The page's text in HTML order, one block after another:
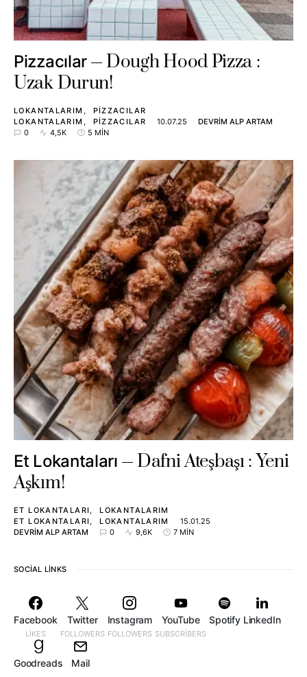
Pizzacılar
Dough Hood Pizza :
Uzak Durun!
LOKANTALARIM
PIZZACILAR
LOKANTALARIM
PIZZACILAR 10.07.25
DEVRIM ALP ARTAM
0
4,5K 5 MIN
Et Lokantaları
Dafni Ateşbaşı : Yeni
Aşkım!
ET LOKANTALARI
LOKANTALARIM
ET LOKANTALARI
LOKANTALARIM
15.01.25
DEVRIM ALP ARTAM
0 9,6K 7 MIN
SOCIAL LINKS
Facebook
LIKES
Twitter
FOLLOWERS
Instagram
FOLLOWERS
YouTube
SUBSCRIBERS
Spotify LinkedIn
Goodreads Mail